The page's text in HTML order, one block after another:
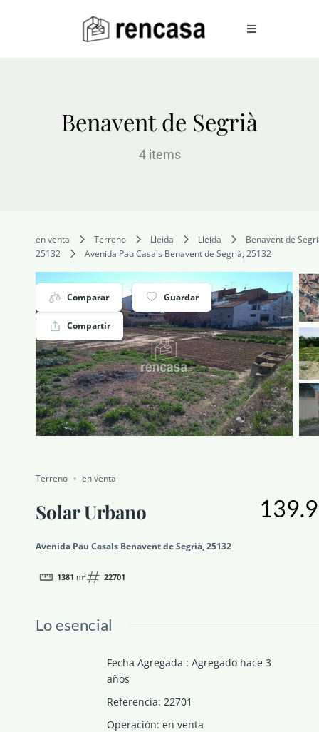
Toggle
SERVICIOS
CONOCENOS
NOTICIAS Y BLOG
CONTACTO
PERFIL
Benavent de Segrià
4 items
en venta Terreno Lleida Lleida
Benavent de
25132
Avenida Pau Casals Benavent de Segrià, 25132
Comparar Guardar
Compartir
Terreno en venta
Solar Urbano
Avenida Pau Casals Benavent de Segrià, 25132
1381 m² 22701
Lo esencial
Fecha Agregada : Agregado hace 3
años
Referencia: 22701
Operación: en venta